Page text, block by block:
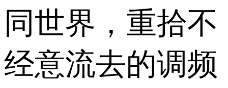
同世界，重拾不
经意流去的调频